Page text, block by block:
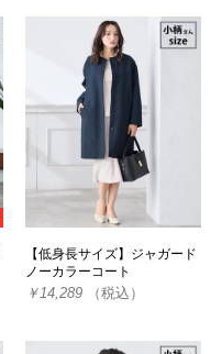
【低身長サイズ】ジャガード
ノーカラーコート
￥14,289 （税込）